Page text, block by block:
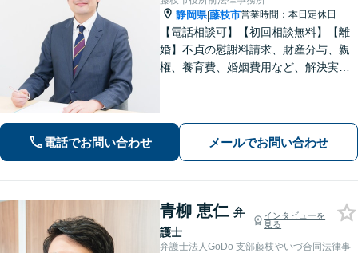
静岡県|藤枝市営業時間：本日定休日
【電話相談可】【初回相談無料】【離
婚】不貞の慰謝料請求、財産分与、親
権、養育費、婚姻費用など、解決実績
ります【法テラス利用可】【藤枝市役
所裏】
電話でお問い合わせ メールでお問い合わせ
青柳 恵仁 弁
護士
インタビューを
見る
弁護士法人GoDo 支部藤枝やいづ合同法律事